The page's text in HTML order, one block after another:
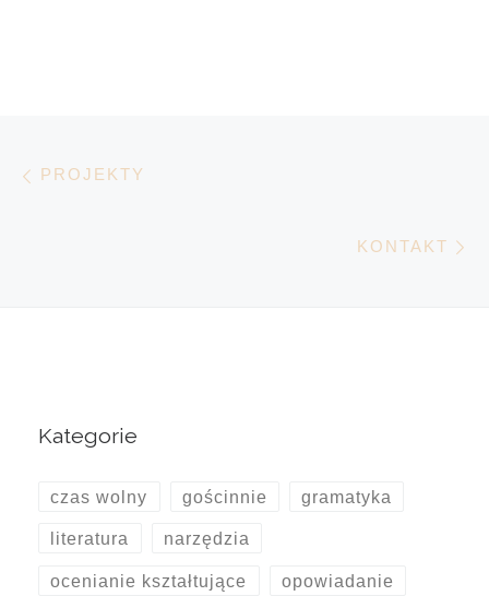
Nawigacja wpisu
PROJEKTY
KONTAKT
Kategorie
czas wolny gościnnie gramatyka
literatura narzędzia
ocenianie kształtujące opowiadanie